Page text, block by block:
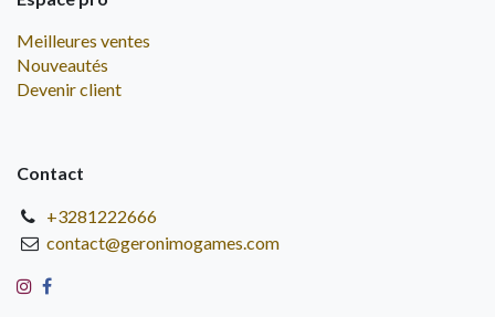
Meilleures ventes
Nouveautés
Devenir client
Contact
+3281222666
contact@geronimogames.com